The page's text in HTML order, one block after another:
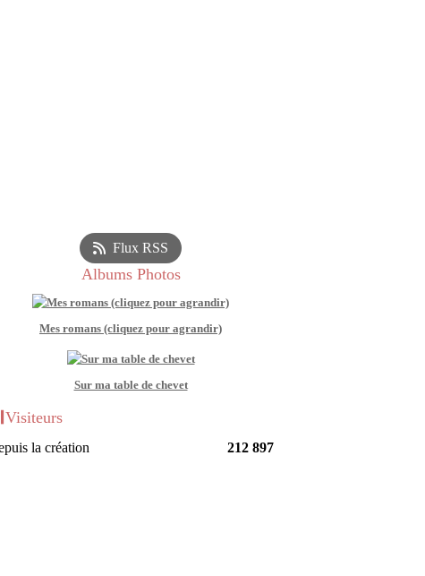
Flux RSS
Albums Photos
Mes romans (cliquez pour agrandir)
Sur ma table de chevet
Visiteurs
la création 212 897